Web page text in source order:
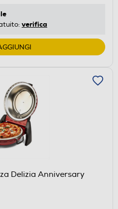
verifica
Delizia Anniversary